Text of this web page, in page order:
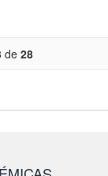
de 28